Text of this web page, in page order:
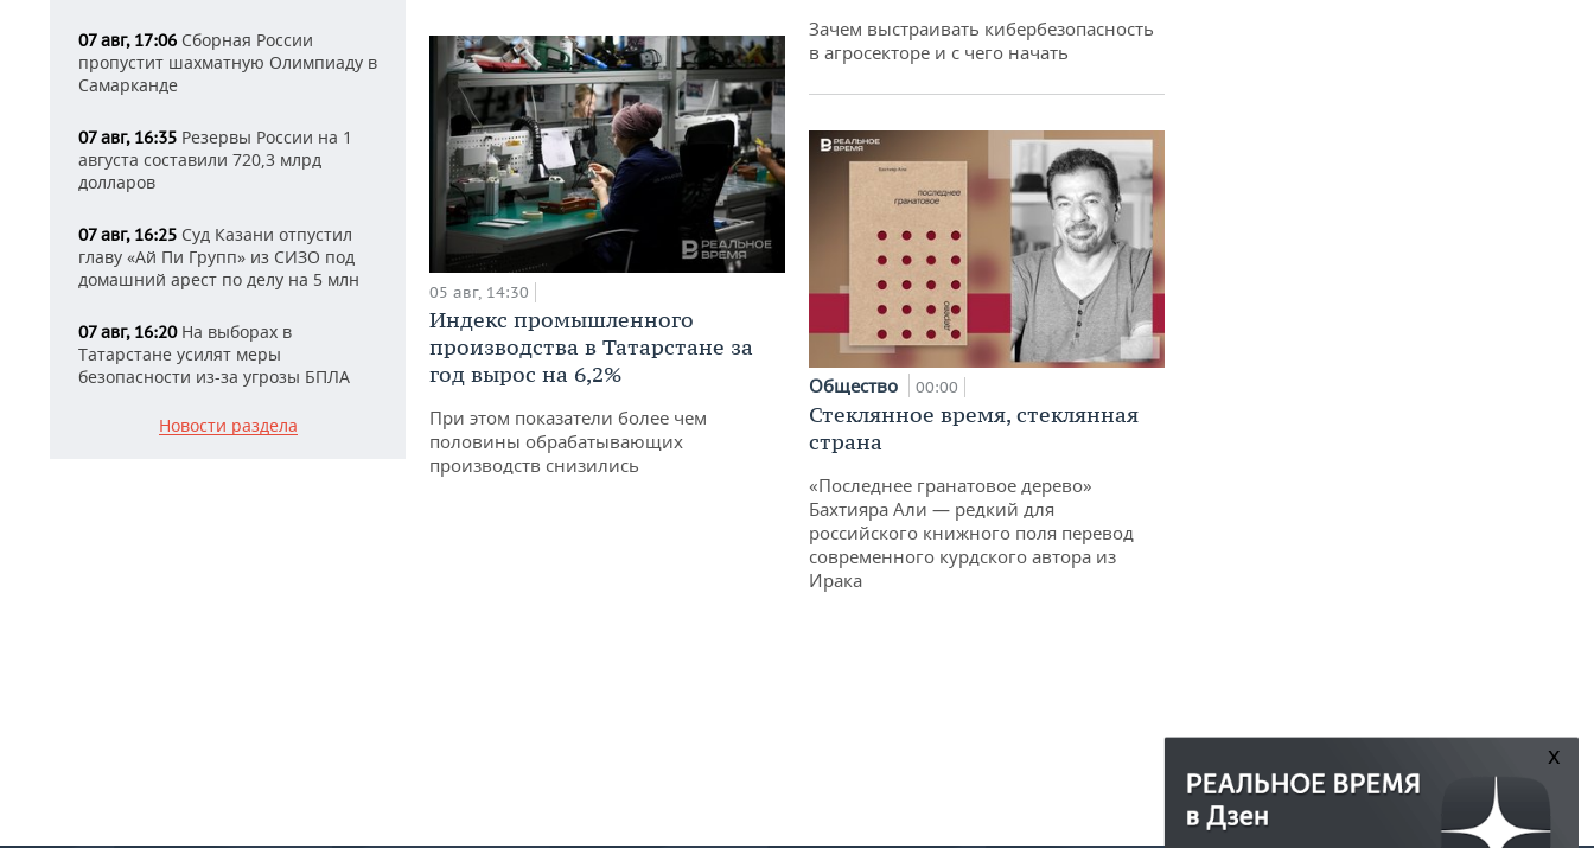
07 авг, 17:06 Сборная России
пропустит шахматную Олимпиаду в
Самарканде
07 авг, 16:35 Резервы России на 1
августа составили 720,3 млрд
долларов
07 авг, 16:25 Суд Казани отпустил
главу «Ай Пи Групп» из СИЗО под
домашний арест по делу на 5 млн
07 авг, 16:20На выборах в
Татарстане усилят меры
безопасности из-за угрозы БПЛА
Новости раздела
05 авг, 14:30
Индекс промышленного
производства в Татарстане за
год вырос на 6,2%
При этом показатели более чем
половины обрабатывающих
производств снизились
Зачем выстраивать кибербезопасность
в агросекторе и с чего начать
Общество 00:00
Стеклянное время, стеклянная
страна
«Последнее гранатовое дерево»
Бахтияра Али — редкий для
российского книжного поля перевод
современного курдского автора из
Ирака
x